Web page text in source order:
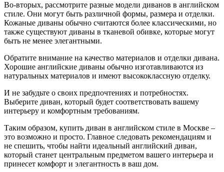
Во-вторых, рассмотрите разные модели диванов в английском
стиле. Они могут быть различной формы, размера и отделки.
Кожаные диваны обычно считаются более классическими, но
также существуют диваны в тканевой обивке, которые могут
быть не менее элегантными.
Обратите внимание на качество материалов и отделки дивана.
Хорошие английские диваны обычно изготавливаются из
натуральных материалов и имеют высококлассную отделку.
И не забудьте о своих предпочтениях и потребностях.
Выберите диван, который будет соответствовать вашему
интерьеру и комфортным требованиям.
Таким образом, купить диван в английском стиле в Москве –
это возможно и просто. Главное следовать рекомендациям и
не спешить, чтобы найти идеальный английский диван,
который станет центральным предметом вашего интерьера и
принесет комфорт и элегантность в ваш дом.